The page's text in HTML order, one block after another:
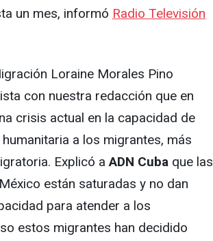
un mes, informó Radio Televisión
Loraine Morales Pino
con nuestra redacción que en
crisis actual en la capacidad de
a los migrantes, más
Explicó aADN Cuba que las
están saturadas y no dan
para atender a los
estos migrantes han decidido